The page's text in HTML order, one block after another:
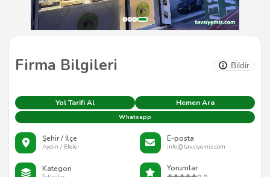
Firma Bilgileri Bildir
Yol Tarifi Al Hemen Ara
Whatsapp
Şehir / İlçe
Aydın / Efeler
E-posta
info@tavsiyemiz.com
Kategori
Yorumlar